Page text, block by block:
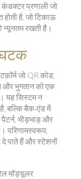
कंडक्टर प्रणाली जो
है, जो टिकाऊ
न्यूनतम रखती है।
जो QR कोड,
और भुगतान को एक
यह सिस्टम न
बल्कि बैक‑एंड में
भीड़भाड़ और
परिणामस्वरूप,
पाते हैं और स्टेशनों
मॉड्यूलर